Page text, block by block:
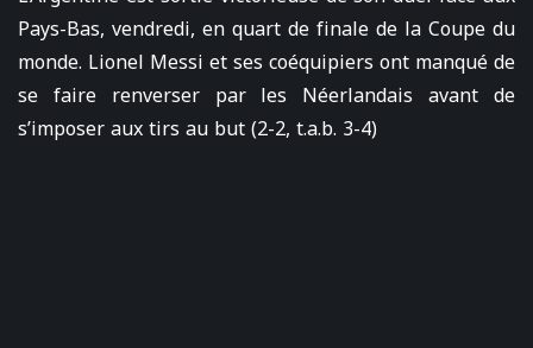
Pays-Bas, vendredi, en quart de finale de la Coupe du
monde. Lionel Messi et ses coéquipiers ont manqué de
se faire renverser par les Néerlandais avant de
s’imposer aux tirs au but (2-2, t.a.b. 3-4)